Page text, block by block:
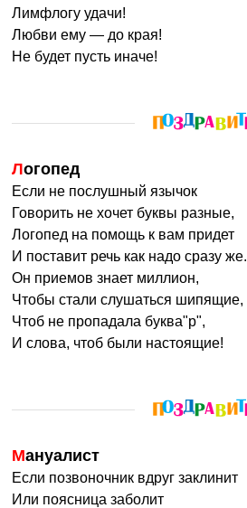
Лимфлогу удачи!
Любви ему — до края!
Не будет пусть иначе!
Логопед
Если не послушный язычок
Говорить не хочет буквы разные,
Логопед на помощь к вам придет
И поставит речь как надо сразу же.
Он приемов знает миллион,
Чтобы стали слушаться шипящие,
Чтоб не пропадала буква"р",
И слова, чтоб были настоящие!
Мануалист
Если позвоночник вдруг заклинит
Или поясница заболит